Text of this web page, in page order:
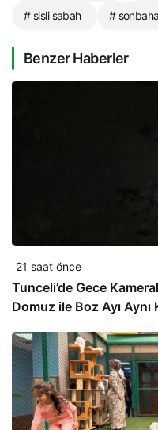
# sisli sabah #
Benzer Haberler
21 saat önce
Tunceli’de Gece
Domuz ile Boz Ayı Aynı